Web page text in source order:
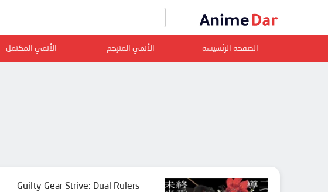
الصفحة الرئسيسة الأنمي المترجم الأنمي المكتمل
Guilty Gear Strive: Dual Rulers